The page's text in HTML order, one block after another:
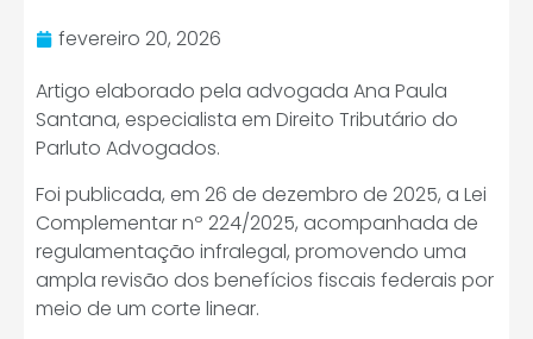
fevereiro 20, 2026
Artigo elaborado pela advogada Ana Paula
Santana, especialista em Direito Tributário do
Parluto Advogados.
Foi publicada, em 26 de dezembro de 2025, a Lei
Complementar nº 224/2025, acompanhada de
regulamentação infralegal, promovendo uma
ampla revisão dos benefícios fiscais federais por
meio de um corte linear.